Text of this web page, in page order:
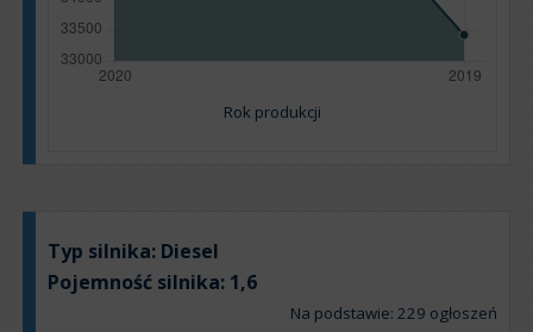
Rok produkcji
Typ silnika: Diesel
Pojemność silnika: 1,6
Na podstawie: 229 ogłoszeń